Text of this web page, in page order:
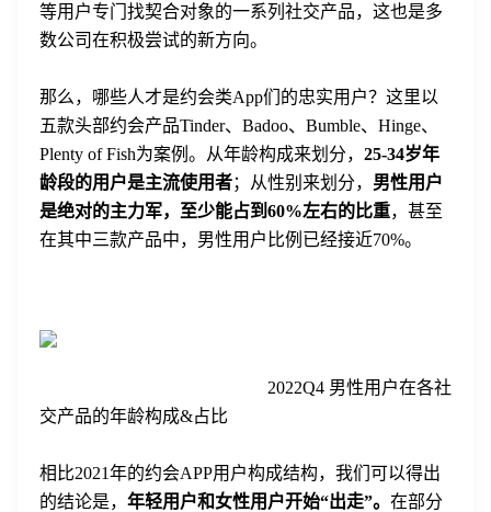
等用户专门找契合对象的一系列社交产品，这也是多
数公司在积极尝试的新方向。
那么，哪些人才是约会类App们的忠实用户？这里以
五款头部约会产品Tinder、Badoo、Bumble、Hinge、
Plenty of Fish为案例。从年龄构成来划分， 25-34岁年
龄段的用户是主流使用者；从性别来划分， 男性用户
是绝对的主力军，至少能占到60%左右的比重，甚至
在其中三款产品中，男性用户比例已经接近70%。
2022Q4 男性用户在各社
交产品的年龄构成&占比
相比2021年的约会APP用户构成结构，我们可以得出
的结论是， 年轻用户和女性用户开始“出走”。 在部分